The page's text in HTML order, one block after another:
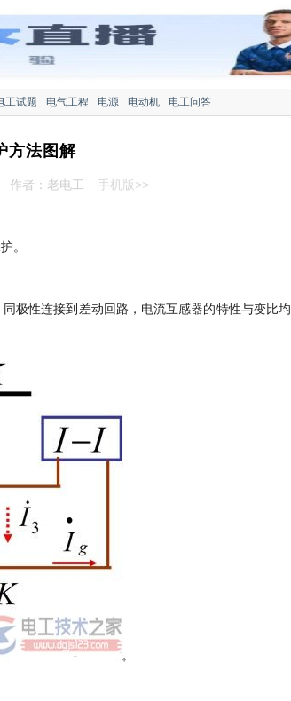
工试题 电气工程 电源 电动机
电工问答
方法图解
作者：老电工 手机版>>
。
同极性连接到差动回路，电流互感器的特性与变比均